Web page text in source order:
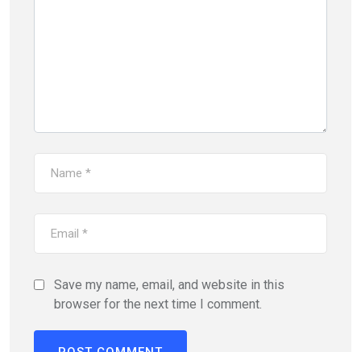
Save my name, email, and website in this
browser for the next time I comment.